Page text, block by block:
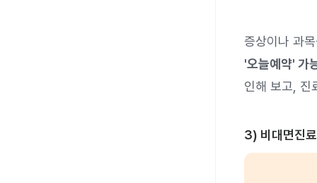
증상이나 과
'오늘예약' 가
인해 보고, 진
3) 비대면진